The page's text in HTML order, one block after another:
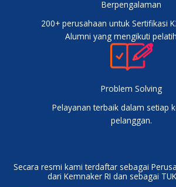
Berpengalaman
200+ perusahaan untuk Sertifikasi
Alumni yang mengikuti
Problem Solving
Pelayanan terbaik dalam setiap
pelanggan.
Secara resmi kami terdaftar sebagai
dari Kemnaker RI dan sebagai